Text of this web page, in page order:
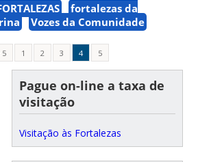
fortalezas da
Vozes da Comunidade
5 1 2 3 4 5
Pague on-line a taxa de
visitação
Visitação às Fortalezas